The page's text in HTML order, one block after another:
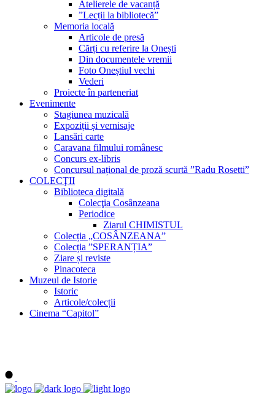
Atelierele de vacanță
”Lecții la bibliotecă”
Memoria locală
Articole de presă
Cărți cu referire la Onești
Din documentele vremii
Foto Oneștiul vechi
Vederi
Proiecte în parteneriat
Evenimente
Stagiunea muzicală
Expoziții și vernisaje
Lansări carte
Caravana filmului românesc
Concurs ex-libris
Concursul național de proză scurtă ”Radu Rosetti”
COLECŢII
Biblioteca digitală
Colecţia Cosânzeana
Periodice
Ziarul CHIMISTUL
Colecția „COSÂNZEANA”
Colecția ”SPERANȚIA”
Ziare și reviste
Pinacoteca
Muzeul de Istorie
Istoric
Articole/colecții
Cinema “Capitol”